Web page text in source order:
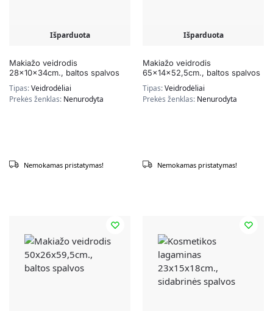
Išparduota
Makiažo veidrodis
28x10x34cm., baltos spalvos
Tipas:Veidrodėliai
Prekės ženklas: Nenurodyta
Nemokamas pristatymas!
Išparduota
Makiažo veidrodis
65x14x52,5cm., baltos spalvos
Tipas:Veidrodėliai
Prekės ženklas: Nenurodyta
Nemokamas pristatymas!